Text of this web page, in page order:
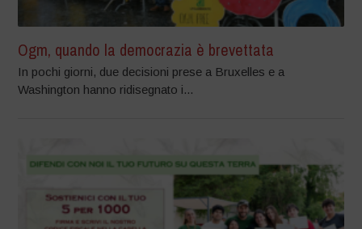
Ogm, quando la democrazia è brevettata
In pochi giorni, due decisioni prese a Bruxelles e a
Washington hanno ridisegnato i...